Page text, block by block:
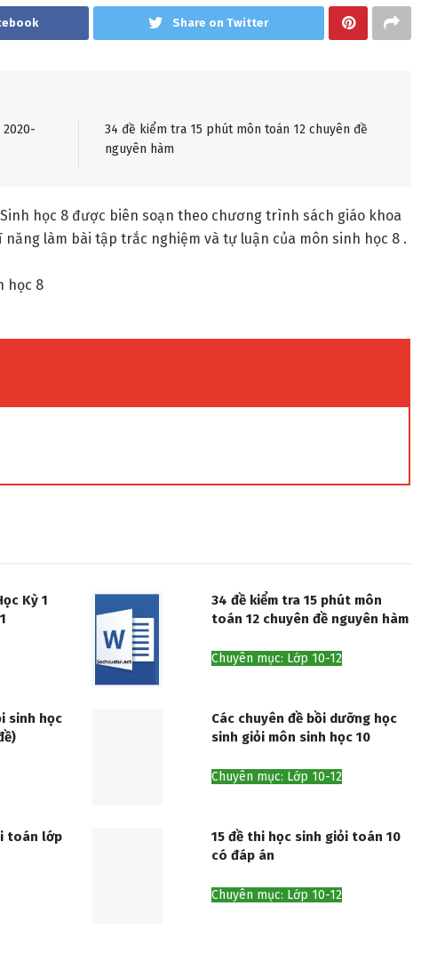
Share on Twitter
2020-
34 đề kiểm tra 15 phút môn toán 12 chuyên đề
nguyên hàm
học 8 được biên soạn theo chương trình sách giáo khoa
làm bài tập trắc nghiệm và tự luận của môn sinh học 8 .
học 8
Kỳ 1
34 đề kiểm tra 15 phút môn
toán 12 chuyên đề nguyên hàm
Chuyên mục: Lớp 10-12
sinh học
Các chuyên đề bồi dưỡng học
sinh giỏi môn sinh học 10
Chuyên mục: Lớp 10-12
toán lớp
15 đề thi học sinh giỏi toán 10
có đáp án
Chuyên mục: Lớp 10-12